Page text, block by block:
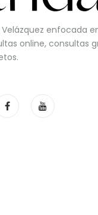
enfocada
online, consultas